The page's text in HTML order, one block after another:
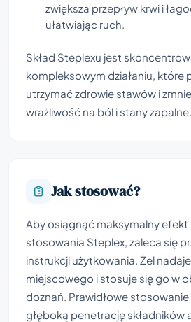
zwiększa przepływ krwi i
ułatwiając ruch.
Skład Steplexu jest
kompleksowym działaniu, które
utrzymać zdrowie stawów i
wrażliwość na ból i stany zapalne.
Jak stosować?
Aby osiągnąć maksymalny
stosowania Steplex, zaleca się
instrukcji użytkowania. Żel
miejscowego i stosuje się go w
doznań. Prawidłowe stosowanie
głęboką penetrację składników